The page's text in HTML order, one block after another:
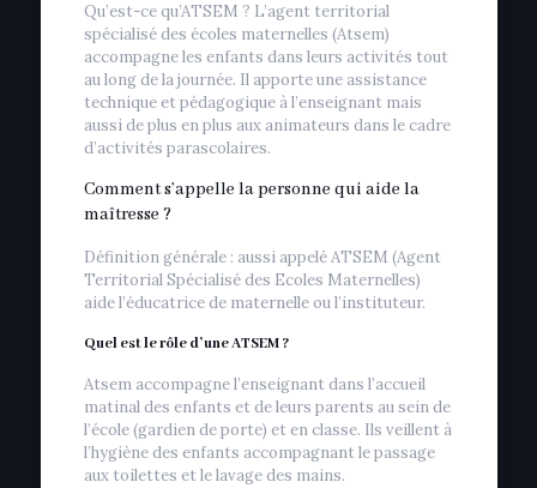
Qu’est-ce qu’ATSEM ? L’agent territorial
spécialisé des écoles maternelles (Atsem)
accompagne les enfants dans leurs activités tout
au long de la journée. Il apporte une assistance
technique et pédagogique à l’enseignant mais
aussi de plus en plus aux animateurs dans le cadre
d’activités parascolaires.
Comment s’appelle la personne qui aide la
maîtresse ?
Définition générale : aussi appelé ATSEM (Agent
Territorial Spécialisé des Ecoles Maternelles)
aide l’éducatrice de maternelle ou l’instituteur.
Quel est le rôle d’une ATSEM ?
Atsem accompagne l’enseignant dans l’accueil
matinal des enfants et de leurs parents au sein de
l’école (gardien de porte) et en classe. Ils veillent à
l’hygiène des enfants accompagnant le passage
aux toilettes et le lavage des mains.